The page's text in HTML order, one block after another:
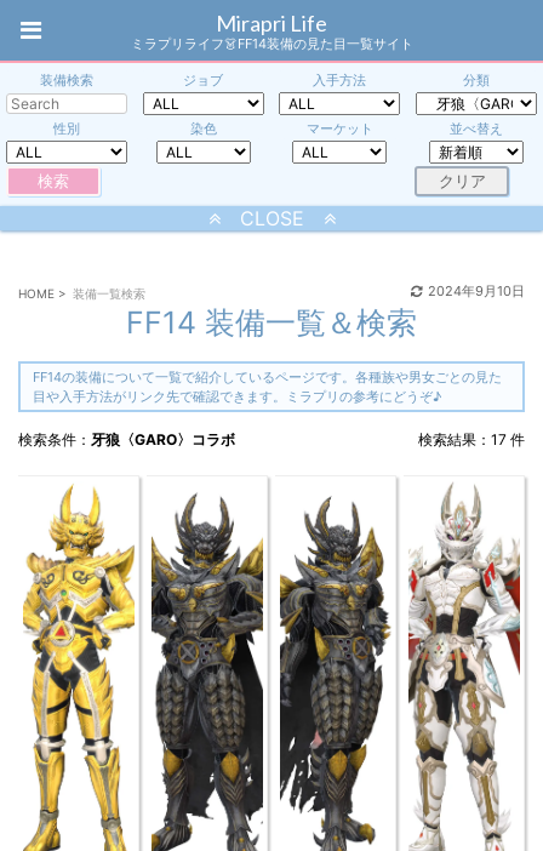
Mirapri Life
ミラプリライフ👗FF14装備の見た目一覧サイト
HOME > 装備一覧検索 2024年9月10日
FF14 装備一覧＆検索
FF14の装備について一覧で紹介しているページです。各種族や男女ごとの見た
目や入手方法がリンク先で確認できます。ミラプリの参考にどうぞ♪
装備検索 ジョブ 入手方法 分類
性別 染色 マーケット 並べ替え
CLOSE
検索条件： 牙狼〈GARO〉コラボ 検索結果：17 件